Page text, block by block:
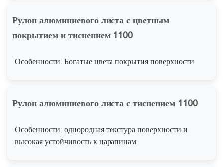
Рулон алюминиевого листа с цветным
покрытием и тиснением 1100
Особенности: Богатые цвета покрытия поверхности
Рулон алюминиевого листа с тиснением 1100
Особенности: однородная текстура поверхности и
высокая устойчивость к царапинам